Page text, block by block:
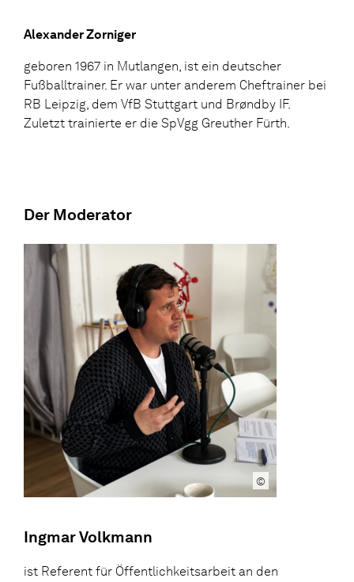
Alexander Zorniger
geboren 1967 in Mutlangen, ist ein deutscher
Fußballtrainer. Er war unter anderem Cheftrainer bei
RB Leipzig, dem VfB Stuttgart und Brøndby IF.
Zuletzt trainierte er die SpVgg Greuther Fürth.
Der Moderator
©
Ingmar Volkmann
ist Referent für Öffentlichkeitsarbeit an den